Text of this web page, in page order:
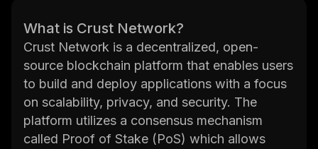
What is Crust Network?
Crust Network is a decentralized, open-
source blockchain platform that enables users
to build and deploy applications with a focus
on scalability, privacy, and security. The
platform utilizes a consensus mechanism
called Proof of Stake (PoS) which allows